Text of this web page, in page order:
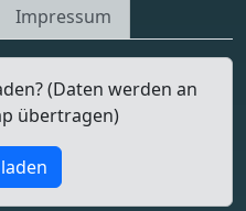
Impressum
(Daten werden an
übertragen)